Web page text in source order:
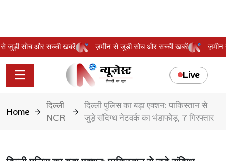
से जुड़ी सोच और सच्ची खबरें ज़मीन से जुड़ी सोच और सच्ची खबरें
Live
Home
दिल्ली
NCR
दिल्ली पुलिस का बड़ा एक्शन: पाकिस्तान से
जुड़े संदिग्ध नेटवर्क का भंडाफोड़, 7 गिरफ्तार